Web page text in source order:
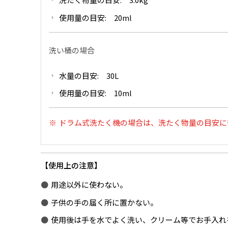
使用量の目安: 20ml
洗い桶の場合
水量の目安: 30L
使用量の目安: 10ml
ドラム式洗たく機の場合は、洗たく物量の目安に
使用上の注意
用途以外に使わない。
子供の手の届く所に置かない。
使用後は手を水でよく洗い、クリーム等でお手入れ